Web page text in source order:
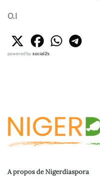
O.I
powered bysocial2s
A propos de Nigerdiaspora